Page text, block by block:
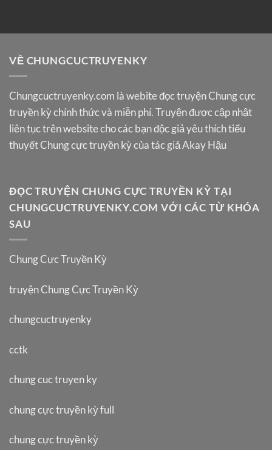
VỀ CHUNGCUCTRUYENKY
Chungcuctruyenky.com là webite đọc truyện Chung cực
truyền kỳ chính thức và miễn phí. Truyện được cập nhật
liên tục trên website cho các bạn độc giả yêu thích tiểu
thuyết Chung cực truyền kỳ của tác giả Akay Hậu
ĐỌC TRUYỆN CHUNG CỰC TRUYỀN KỲ TẠI
CHUNGCUCTRUYENKY.COM VỚI CÁC TỪ KHÓA
SAU
Chung Cực Truyền Kỳ
truyện Chung Cực Truyền Kỳ
chungcuctruyenky
cctk
chung cuc truyen ky
chung cực truyền kỳ full
chung cực truyền kỳ